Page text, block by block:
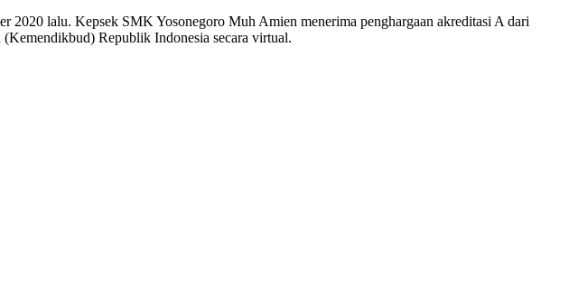
2020 lalu. Kepsek SMK Yosonegoro Muh Amien menerima penghargaan akreditasi A dari
Republik Indonesia secara virtual.